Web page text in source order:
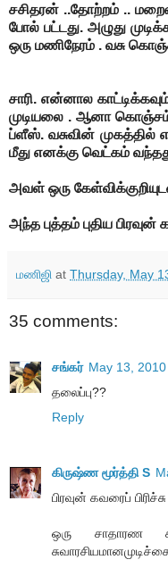
சசிதரன் ..தோற்றம் ..
போல் பட்டது. அழுது
ஒரு மணிநேரம் . வசு
சாரி. என்னால
முடியலை . ஆனா கொஞ்சம்
ப்ளீஸ்.வசுவின்
மீது எனக்கு வெட்கம்
அவள் ஒரு
அந்த புத்தம் புதிய
மணிஜி at Thursday, May
35 comments:
சங்கர் May 13,
தலைப்பு??
Reply
கிருஷ்ண மூர்த்தி S
பிரவுன் கவரைப்
ஒரு சாதாரண